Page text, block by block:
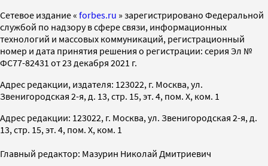
Cетевое издание « forbes.ru » зарегистрировано Федеральной
службой по надзору в сфере связи, информационных
технологий и массовых коммуникаций, регистрационный
номер и дата принятия решения о регистрации: серия Эл №
ФС77-82431 от 23 декабря 2021 г.
Адрес редакции, издателя: 123022, г. Москва, ул.
Звенигородская 2-я, д. 13, стр. 15, эт. 4, пом. X, ком. 1
Адрес редакции: 123022, г. Москва, ул. Звенигородская 2-я, д.
13, стр. 15, эт. 4, пом. X, ком. 1
Главный редактор: Мазурин Николай Дмитриевич